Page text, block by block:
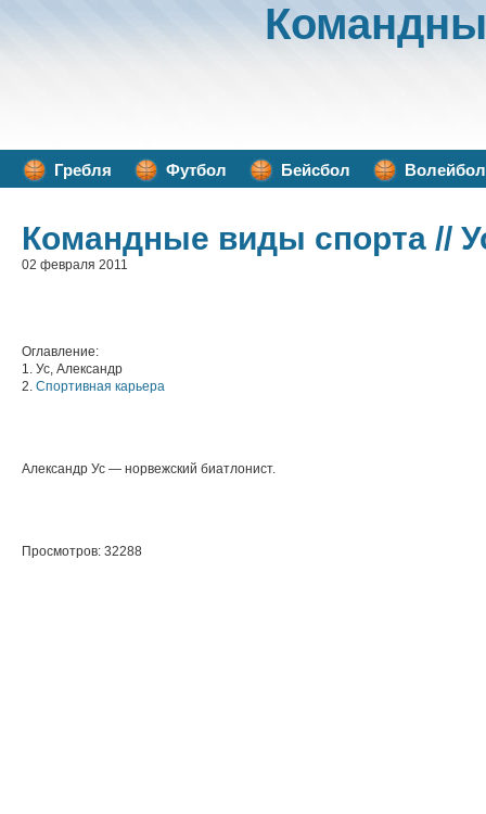
Гребля Футбол Бейсбол Волейбол
Командные виды спорта //
02 февраля 2011
Оглавление:
1. Ус, Александр
2. Спортивная карьера
Александр Ус — норвежский биатлонист.
Просмотров: 32288